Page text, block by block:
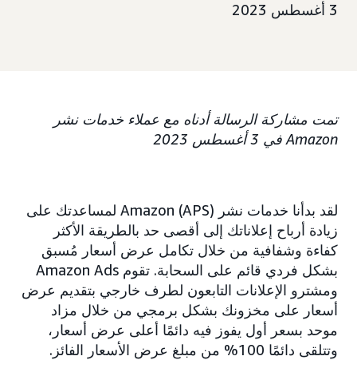
3 أغسطس 2023
تمت مشاركة الرسالة أدناه مع عملاء خدمات نشر
Amazon في 3 أغسطس 2023
لقد بدأنا خدمات نشر Amazon (APS) لمساعدتك على
زيادة أرباح إعلاناتك إلى أقصى حد بالطريقة الأكثر
كفاءة وشفافية من خلال تكامل عرض أسعار مُسبق
بشكل فردي قائم على السحابة. تقوم Amazon Ads
ومشترو الإعلانات التابعون لطرف خارجي بتقديم عرض
أسعار على مخزونك بشكل برمجي من خلال مزاد
موحد بسعر أول يفوز فيه دائمًا أعلى عرض أسعار،
وتتلقى دائمًا 100% من مبلغ عرض الأسعار الفائز.